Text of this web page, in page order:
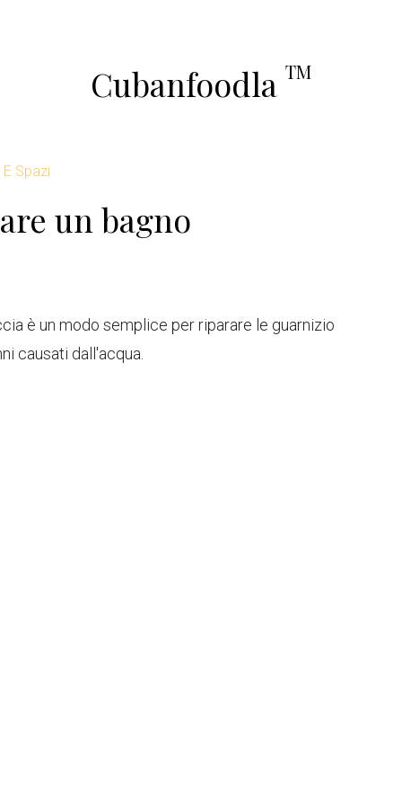
Cubanfoodla TM
Spazi
un bagno
è un modo semplice per riparare le guarnizio
causati dall'acqua.